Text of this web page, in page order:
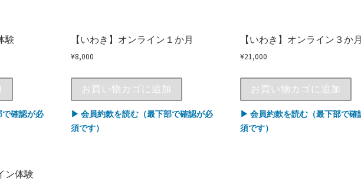
験
確認が必
【いわき】オンライン１か月
¥8,000
お買い物カゴに追加
▶ 会員約款を読む（最下部で確認が必
須です）
【いわき】オンライン３か
¥21,000
お買い物カゴに追加
▶ 会員約款を読む（最下部で確
須です）
ン体験